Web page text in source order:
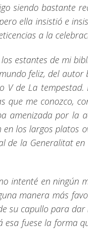
siendo bastante
ella insistió e
a la
estantes de mi
feliz, del
V de La
que me conozco,
amenizada por la
los largos platos
la Generalitat
intenté en
manera más
su capullo para
fuese la forma